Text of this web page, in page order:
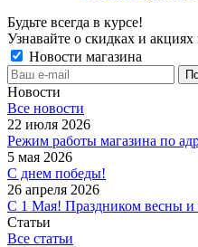
Будьте всегда в курсе!
Узнавайте о скидках и
Новости магазина
Новости
Все новости
22 июля 2026
Режим работы магазина по
5 мая 2026
С днем победы!
26 апреля 2026
С 1 Мая! Праздником весны и
Статьи
Все статьи